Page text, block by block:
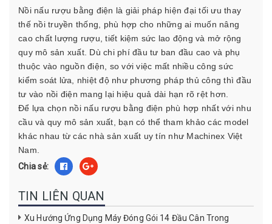
Nồi nấu rượu bằng điện là giải pháp hiện đại tối ưu thay
thế nồi truyền thống, phù hợp cho những ai muốn nâng
cao chất lượng rượu, tiết kiệm sức lao động và mở rộng
quy mô sản xuất. Dù chi phí đầu tư ban đầu cao và phụ
thuộc vào nguồn điện, so với việc mất nhiều công sức
kiểm soát lửa, nhiệt độ như phương pháp thủ công thì đầu
tư vào nồi điện mang lại hiệu quả dài hạn rõ rệt hơn.
Để lựa chọn nồi nấu rượu bằng điện phù hợp nhất với nhu
cầu và quy mô sản xuất, bạn có thể tham khảo các model
khác nhau từ các nhà sản xuất uy tín như Machinex Việt
Nam.
Chia sẻ:
TIN LIÊN QUAN
Xu Hướng Ứng Dụng Máy Đóng Gói 14 Đầu Cân Trong